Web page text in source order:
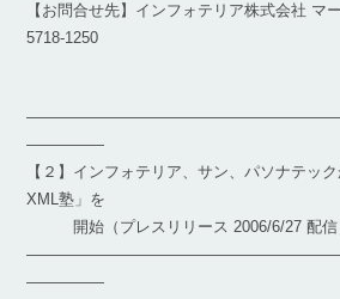
【お問合せ先】インフォテリア株式会社 マ
5718-1250
―――――
【２】インフォテリア、サン、パソナテッ
XML塾」を
開始（プレスリリース 2006/6/27 配信
―――――